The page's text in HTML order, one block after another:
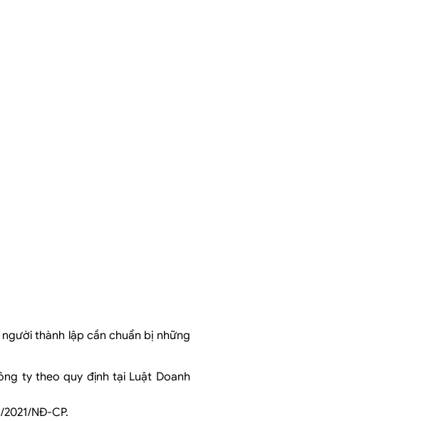
thành lập cần chuẩn bị những
ty theo quy định tại Luật Doanh
NĐ-CP.